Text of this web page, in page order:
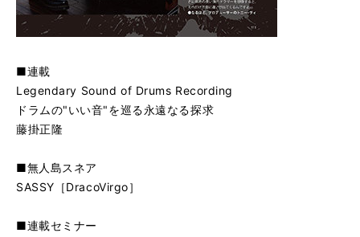
■連載
Legendary Sound of Drums Recording
ドラムの"いい音"を巡る永遠なる探求
藤掛正隆
■無人島スネア
SASSY［DracoVirgo］
■連載セミナー